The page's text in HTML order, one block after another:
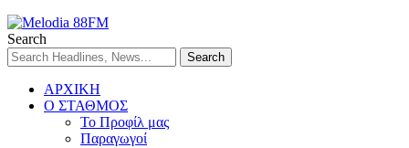
Search
ΑΡΧΙΚΗ
Ο ΣΤΑΘΜΟΣ
Το Προφίλ μας
Παραγωγοί